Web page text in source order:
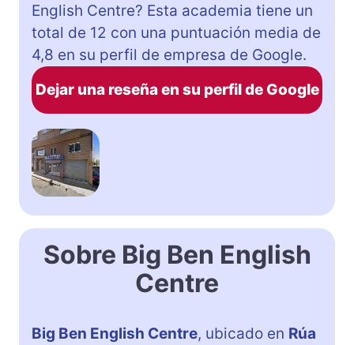
English Centre? Esta academia tiene un
total de 12 con una puntuación media de
4,8 en su perfil de empresa de Google.
Dejar una reseña en su perfil de Google
Sobre Big Ben English
Centre
Big Ben English Centre, ubicado en Rúa